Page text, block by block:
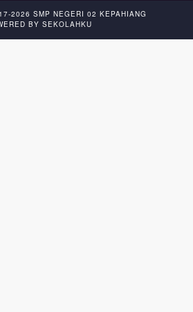
2026 SMP NEGERI 02 KEPAHIANG
BY SEKOLAHKU